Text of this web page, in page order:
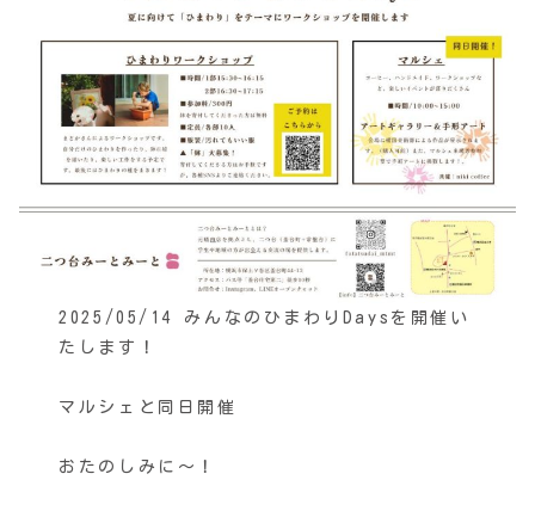
2025/05/14 みんなのひまわりDaysを開催い
たします！
マルシェと同日開催
おたのしみに〜！